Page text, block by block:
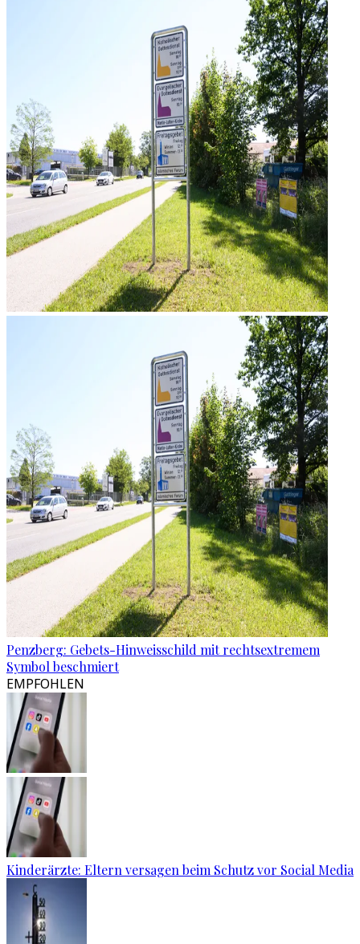
Penzberg: Gebets-Hinweisschild mit rechtsextremem
Symbol beschmiert
EMPFOHLEN
Kinderärzte: Eltern versagen beim Schutz vor Social Media